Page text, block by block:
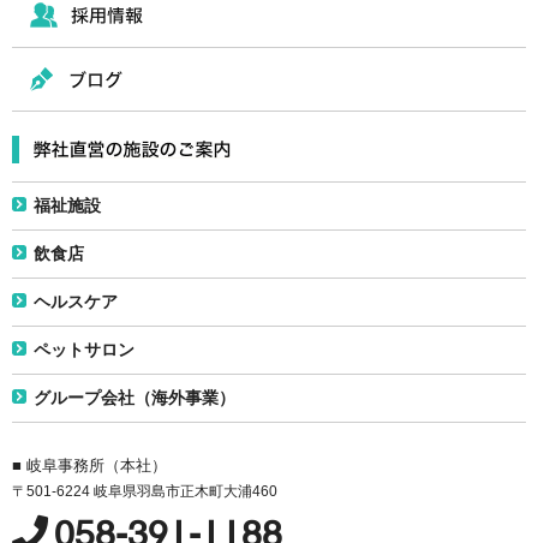
福祉施設
飲食店
ヘルスケア
ペットサロン
グループ会社（海外事業）
■ 岐阜事務所（本社）
〒501-6224 岐阜県羽島市正木町大浦460
058-391-1188